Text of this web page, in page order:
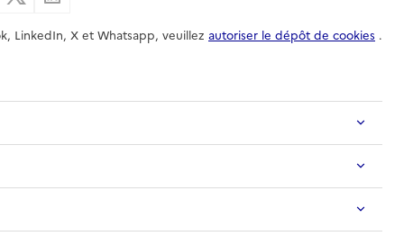
LinkedIn, X et Whatsapp, veuillez autoriser le dépôt de cookies .